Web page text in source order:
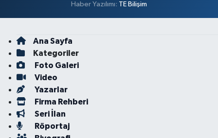
Haber Yazılımı: TE Bilişim
Ana Sayfa
Kategoriler
Foto Galeri
Video
Yazarlar
Firma Rehberi
Seri İlan
Röportaj